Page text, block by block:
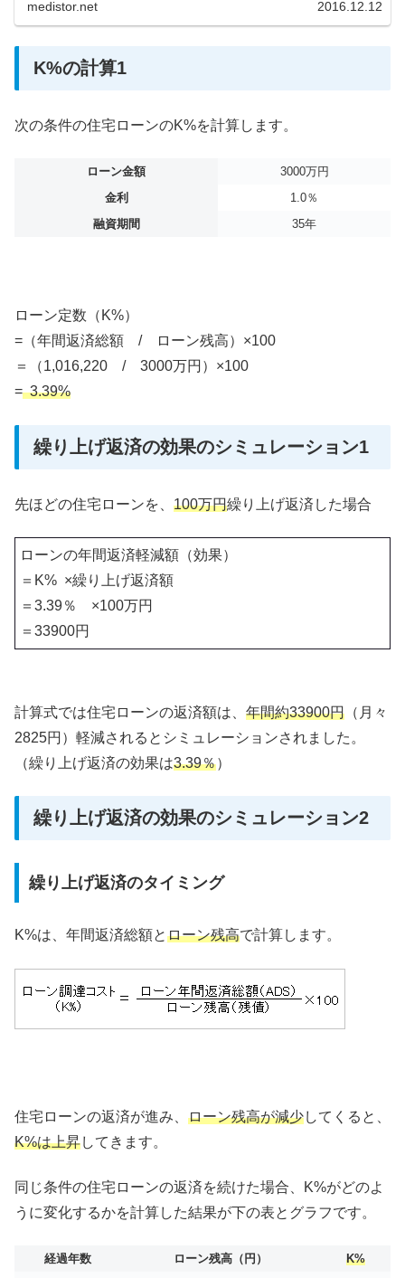
medistor.net 2016.12.12
K%の計算1
次の条件の住宅ローンのK%を計算します。
ローン金額
3000万円
金利
1.0％
融資期間
35年
ローン定数（K%）
=（年間返済総額 / ローン残高）×100
＝（1,016,220 / 3000万円）×100
=3.39%
繰り上げ返済の効果のシミュレーション1
先ほどの住宅ローンを、 100万円繰り上げ返済した場合
ローンの年間返済軽減額（効果）
＝K% ×繰り上げ返済額
＝3.39％ ×100万円
＝33900円
計算式では住宅ローンの返済額は、 年間約33900円 （月々
2825円）軽減されるとシミュレーションされました。
（繰り上げ返済の効果は3.39％）
繰り上げ返済の効果のシミュレーション2
繰り上げ返済のタイミング
K%は、年間返済総額とローン残高で計算します。
住宅ローンの返済が進み、 ローン残高が減少してくると、
K%は上昇してきます。
同じ条件の住宅ローンの返済を続けた場合、K%がどのよ
うに変化するかを計算した結果が下の表とグラフです。
経過年数 ローン残高（円） K%